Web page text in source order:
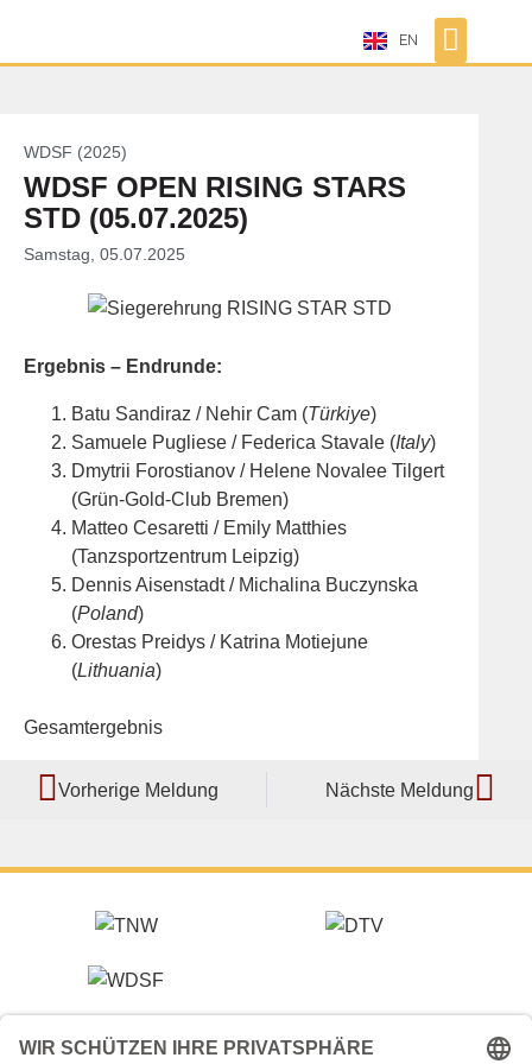
EN
WDSF (2025)
WDSF OPEN RISING STARS
STD (05.07.2025)
Samstag, 05.07.2025
Ergebnis – Endrunde:
Batu Sandiraz / Nehir Cam (Türkiye)
Samuele Pugliese / Federica Stavale (Italy)
Dmytrii Forostianov / Helene Novalee Tilgert
(Grün-Gold-Club Bremen)
Matteo Cesaretti / Emily Matthies
(Tanzsportzentrum Leipzig)
Dennis Aisenstadt / Michalina Buczynska
(Poland)
Orestas Preidys / Katrina Motiejune
(Lithuania)
Gesamtergebnis
Vorherige Meldung Nächste Meldung